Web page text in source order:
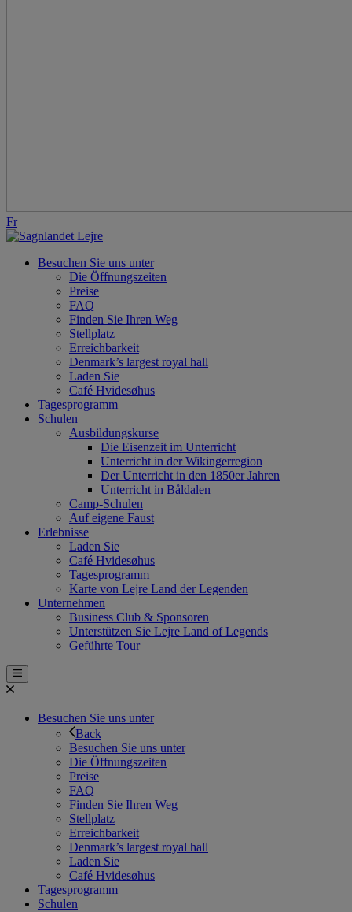
Fr
Besuchen Sie uns unter
Die Öffnungszeiten
Preise
FAQ
Finden Sie Ihren Weg
Stellplatz
Erreichbarkeit
Denmark’s largest royal hall
Laden Sie
Café Hvidesøhus
Tagesprogramm
Schulen
Ausbildungskurse
Die Eisenzeit im Unterricht
Unterricht in der Wikingerregion
Der Unterricht in den 1850er Jahren
Unterricht in Båldalen
Camp-Schulen
Auf eigene Faust
Erlebnisse
Laden Sie
Café Hvidesøhus
Tagesprogramm
Karte von Lejre Land der Legenden
Unternehmen
Business Club & Sponsoren
Unterstützen Sie Lejre Land of Legends
Geführte Tour
Besuchen Sie uns unter
Back
Besuchen Sie uns unter
Die Öffnungszeiten
Preise
FAQ
Finden Sie Ihren Weg
Stellplatz
Erreichbarkeit
Denmark’s largest royal hall
Laden Sie
Café Hvidesøhus
Tagesprogramm
Schulen